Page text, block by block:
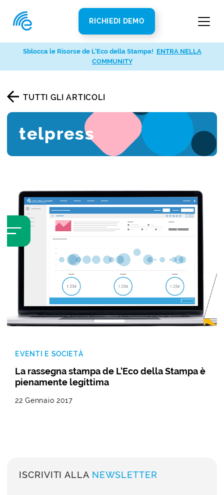
RICHIEDI DEMO
TUTTI GLI ARTICOLI
telpress
EVENTI E SOCIETÀ
La rassegna stampa de L’Eco della Stampa è
pienamente legittima
22 Gennaio 2017
ISCRIVITI ALLA NEWSLETTER
Sblocca le Risorse de L’Eco della Stampa! ENTRA NELLA
COMMUNITY